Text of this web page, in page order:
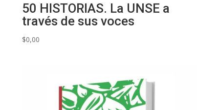
50 HISTORIAS. La UNSE a
través de sus voces
$0,00